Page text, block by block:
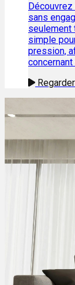
sans
seulement
simple
pression,